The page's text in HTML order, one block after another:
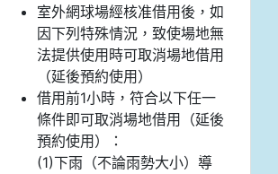
室外網球場經核准借用後，如
因下列特殊情況，致使場地無
法提供使用時可取消場地借用
（延後預約使用）
借用前1小時，符合以下任一
條件即可取消場地借用（延後
預約使用）：
(1)下雨（不論雨勢大小）導